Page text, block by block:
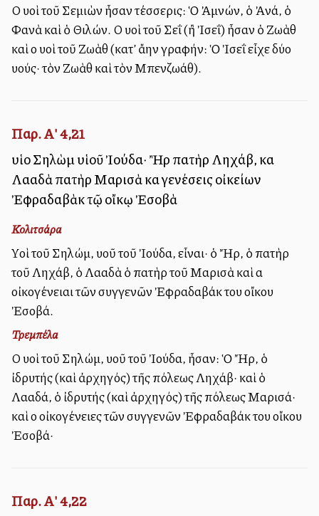
Οἱ υἱοὶ τοῦ Σεμιὼν ἦσαν τέσσερις: Ὁ Ἀμνών, ὁ Ἀνά, ὁ
Φανὰ καὶ ὁ Θιλών. Οἱ υἱοὶ τοῦ Σεΐ (ἢ Ἰσεΐ) ἦσαν ὁ Ζωὰθ
καὶ οἱ υἱοὶ τοῦ Ζωὰθ (κατ’ ἄλλην γραφήν: Ὁ Ἰσεΐ εἶχε δύο
υἱούς· τὸν Ζωὰθ καὶ τὸν Μπενζωάθ).
Παρ. Α' 4,21
υἱοὶ Σηλὼμ υἱοῦ Ἰούδα· Ἢρ πατὴρ Ληχάβ, καὶ
Λααδὰ πατὴρ Μαρισὰ καὶ γενέσεις οἰκείων
Ἐφραδαβὰκ τῷ οἴκῳ Ἐσοβὰ
Κολιτσάρα
Υἱοὶ τοῦ Σηλώμ, υἱοῦ τοῦ Ἰούδα, εἶναι· ὁ Ἤρ, ὁ πατὴρ
τοῦ Ληχάβ, ὁ Λααδὰ ὁ πατὴρ τοῦ Μαρισὰ καὶ αἱ
οἰκογένειαι τῶν συγγενῶν Ἐφραδαβάκ του οἴκου
Ἐσοβά.
Τρεμπέλα
Οἱ υἱοὶ τοῦ Σηλώμ, υἱοῦ τοῦ Ἰούδα, ἦσαν: Ὁ Ἤρ, ὁ
ἰδρυτής (καὶ ἀρχηγός) τῆς πόλεως Ληχάβ· καὶ ὁ
Λααδά, ὁ ἰδρυτής (καὶ ἀρχηγός) τῆς πόλεως Μαρισά·
καὶ οἱ οἰκογένειες τῶν συγγενῶν Ἐφραδαβάκ του οἴκου
Ἐσοβά·
Παρ. Α' 4,22